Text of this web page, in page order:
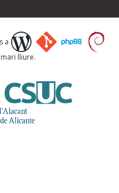
a
lliure.